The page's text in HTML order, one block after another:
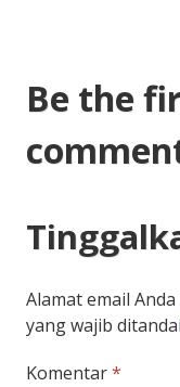
Be the
Alamat email
yang wajib ditandai
Komentar*